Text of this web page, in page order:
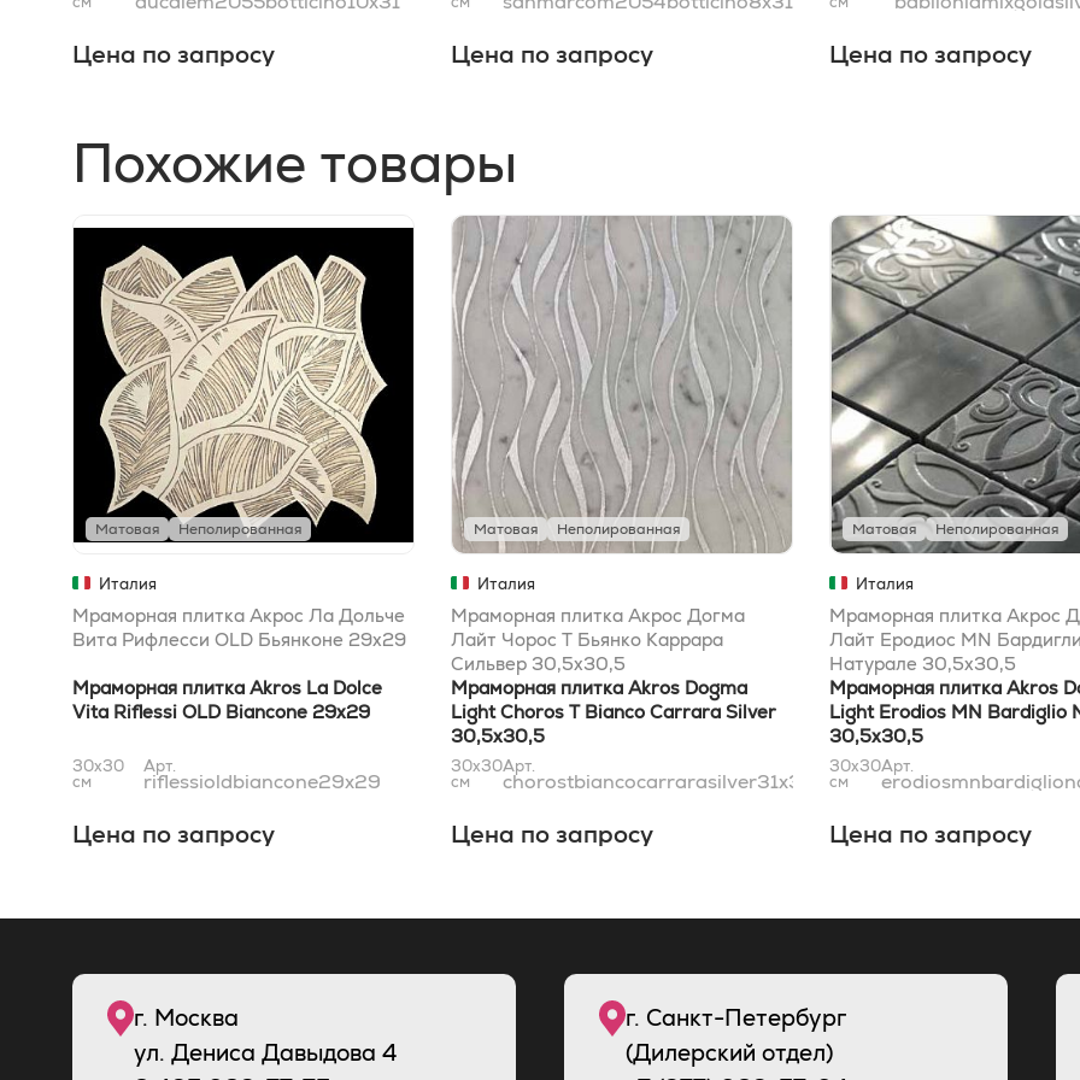
Цена по запросу Цена по запросу Цена по запросу
Похожие товары
Матовая Неполированная
Италия
Мраморная плитка Акрос Ла Дольче
Вита Рифлесси OLD Бьянконе 29x29
Мраморная плитка Akros La Dolce
Vita Riflessi OLD Biancone 29x29
30x30
см
Арт.
riflessioldbiancone29x29
Цена по запросу
Матовая Неполированная
Италия
Мраморная плитка Акрос Догма
Лайт Чорос T Бьянко Каррара
Сильвер 30,5x30,5
Мраморная плитка Akros Dogma
Light Choros T Bianco Carrara Silver
30,5x30,5
30x30
см
Арт.
chorostbiancocarrarasilver31x31
Цена по запросу
Матовая Неполированная
Италия
Мраморная плитка Акрос
Лайт Еродиос MN
Натурале 30,5x30,5
Мраморная плитка Akros
Light Erodios MN Bardiglio
30,5x30,5
30x30
см
Арт.
Цена по запросу
г. Москва
ул. Дениса Давыдова 4
г. Санкт-Петербург
(Дилерский отдел)